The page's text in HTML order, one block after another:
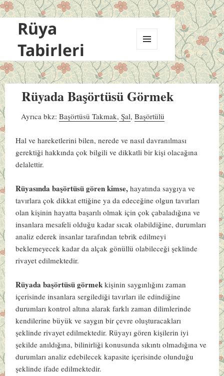
Rüya
Tabirleri
VE
BILEŞENLER
Rüyada Başörtüsü Görmek
Ayrıca bkz: Başörtüsü Takmak, Şal,Başörtülü
Hal ve hareketlerini bilen, nerede ve nasıl davranılması
gerektiği hakkında çok bilgili ve dikkatli bir kişi olacağına
delalettir.
Rüyasında başörtüsü gören kimse, hayatında saygıya ve
tavırlara çok dikkat ettiğine ya da edeceğine olgun tavırları
olan kişinin hayatta başarılı olmak için çok çabaladığına ve
insanlara mesafeli olduğu kadar sıcak olabildiğine, durumları
analiz ederek insanlar tarafından tebrik edilmeyi
beklemeyecek kadar da alçak gönüllü olabileceği şeklinde
rivayet edilmektedir.
Rüyada başörtüsü görmekkişinin saygınlığını zaman
içerisinde insanlara sergilediği tavırları ile edindiğine
durumları kontrol altına alarak farklı zaman dilimlerinde
kendilerine büyük ve saygın bir çevre oluşturacakları
şeklinde rivayet edilmektedir. Rüyayı gören kişilerin iyi
şekilde anıldığına, bilinirliği konusunda sıkıntı olmadığına ve
durumları analiz edebilecek kapasite içerisinde olunduğu
şeklinde ifade edilmektedir.